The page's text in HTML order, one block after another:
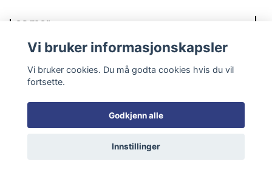
Les mer
© 2026 Mayas knyterier
Vi bruker informasjonskapsler
Vi bruker cookies. Du må godta cookies hvis du vil
fortsette.
Godkjenn alle
Innstillinger